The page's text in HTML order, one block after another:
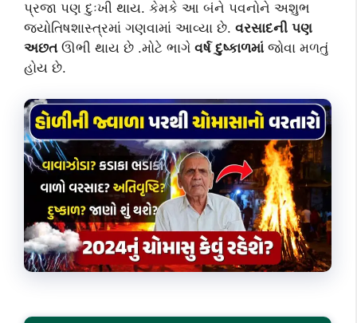
પ્રજા પણ દુઃખી થાય. કેમકે આ બંને પવનોને અશુભ
જ્યોતિષશાસ્ત્રમાં ગણવામાં આવ્યા છે. વરસાદની પણ
અછતઊભી થાય છે .મોટે ભાગે વર્ષ દુષ્કાળમાંજોવા મળતું
હોય છે.